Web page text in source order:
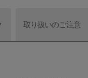
取り扱いのご注意